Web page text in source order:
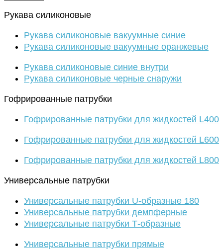
Рукава силиконовые
Рукава силиконовые вакуумные синие
Рукава силиконовые вакуумные оранжевые
Рукава силиконовые синие внутри
Рукава силиконовые черные снаружи
Гофрированные патрубки
Гофрированные патрубки для жидкостей L400
Гофрированные патрубки для жидкостей L600
Гофрированные патрубки для жидкостей L800
Универсальные патрубки
Универсальные патрубки U-образные 180
Универсальные патрубки демпферные
Универсальные патрубки Т-образные
Универсальные патрубки прямые